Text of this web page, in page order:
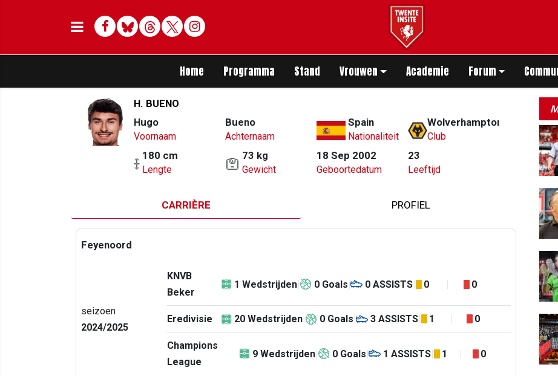
Facebook
BlueskyThreadsTwitterDelen op Whatsapp
Home Programma Stand Vrouwen Academie Forum
H. BUENO
Hugo
Voornaam
Bueno
Achternaam
Spain
Nationaliteit
Wolverhampton Wanderers
Club
180 cm
Lengte
73 kg
Gewicht
18 Sep 2002
Geboortedatum
23
Leeftijd
CARRIÈRE PROFIEL
Feyenoord
seizoen
2024/2025
KNVB
Beker
1 Wedstrijden 0 Goals 0 ASSISTS 0 0
Eredivisie 20 Wedstrijden 0 Goals 3 ASSISTS 1 0
Champions
League
9 Wedstrijden 0 Goals 1 ASSISTS 1 0